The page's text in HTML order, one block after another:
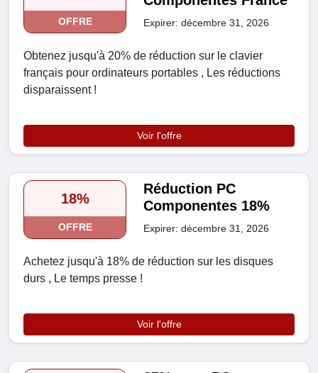
OFFRE Expirer: décembre 31, 2026
Obtenez jusqu'à 20% de réduction sur le clavier
français pour ordinateurs portables , Les réductions
disparaissent !
Voir l'offre
18%
OFFRE
Réduction PC
Componentes 18%
Expirer: décembre 31, 2026
Achetez jusqu'à 18% de réduction sur les disques
durs , Le temps presse !
Voir l'offre